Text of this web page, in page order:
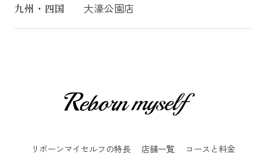
九州・四国 大濠公園店
リボーンマイセルフの特長 店舗一覧 コースと料金